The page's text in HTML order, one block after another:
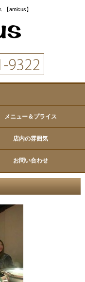
【amicus】
メニュー＆プライス
店内の雰囲気
お問い合わせ